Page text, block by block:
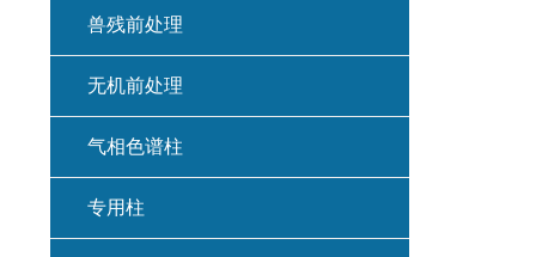
兽残前处理
无机前处理
气相色谱柱
专用柱